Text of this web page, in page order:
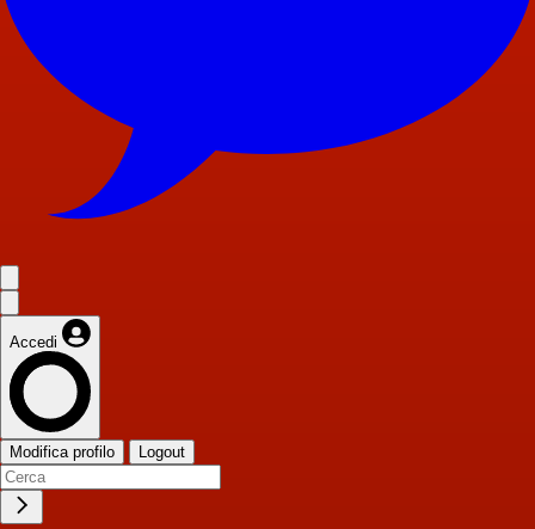
Accedi
Modifica profilo Logout